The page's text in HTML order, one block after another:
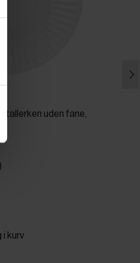
tallerken uden fane,
i kurv